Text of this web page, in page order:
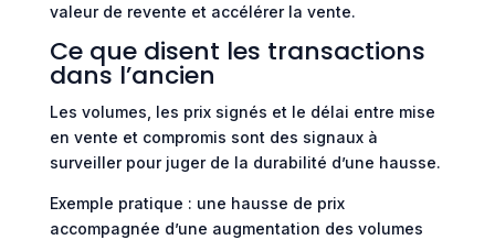
valeur de revente et accélérer la vente.
Ce que disent les transactions
dans l’ancien
Les volumes, les prix signés et le délai entre mise
en vente et compromis sont des signaux à
surveiller pour juger de la durabilité d’une hausse.
Exemple pratique : une hausse de prix
accompagnée d’une augmentation des volumes